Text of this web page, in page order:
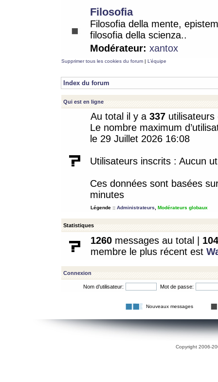
Filosofia
Filosofia della mente,
filosofia della scienza..
Modérateur: xantox
Supprimer tous les cookies du forum | L’équipe
Index du forum
Qui est en ligne
Au total il y a 337
Le nombre maximum
le 29 Juillet 2026 16:08
Utilisateurs inscrits : Aucun
Ces données sont basées
minutes
Légende :: Administrateurs Modérateurs globaux
Statistiques
1260 messages au total | 104
membre le plus récent est
Connexion
Nom d’utilisateur: Mot de passe:
Nouveaux messages
Copyright 2006-